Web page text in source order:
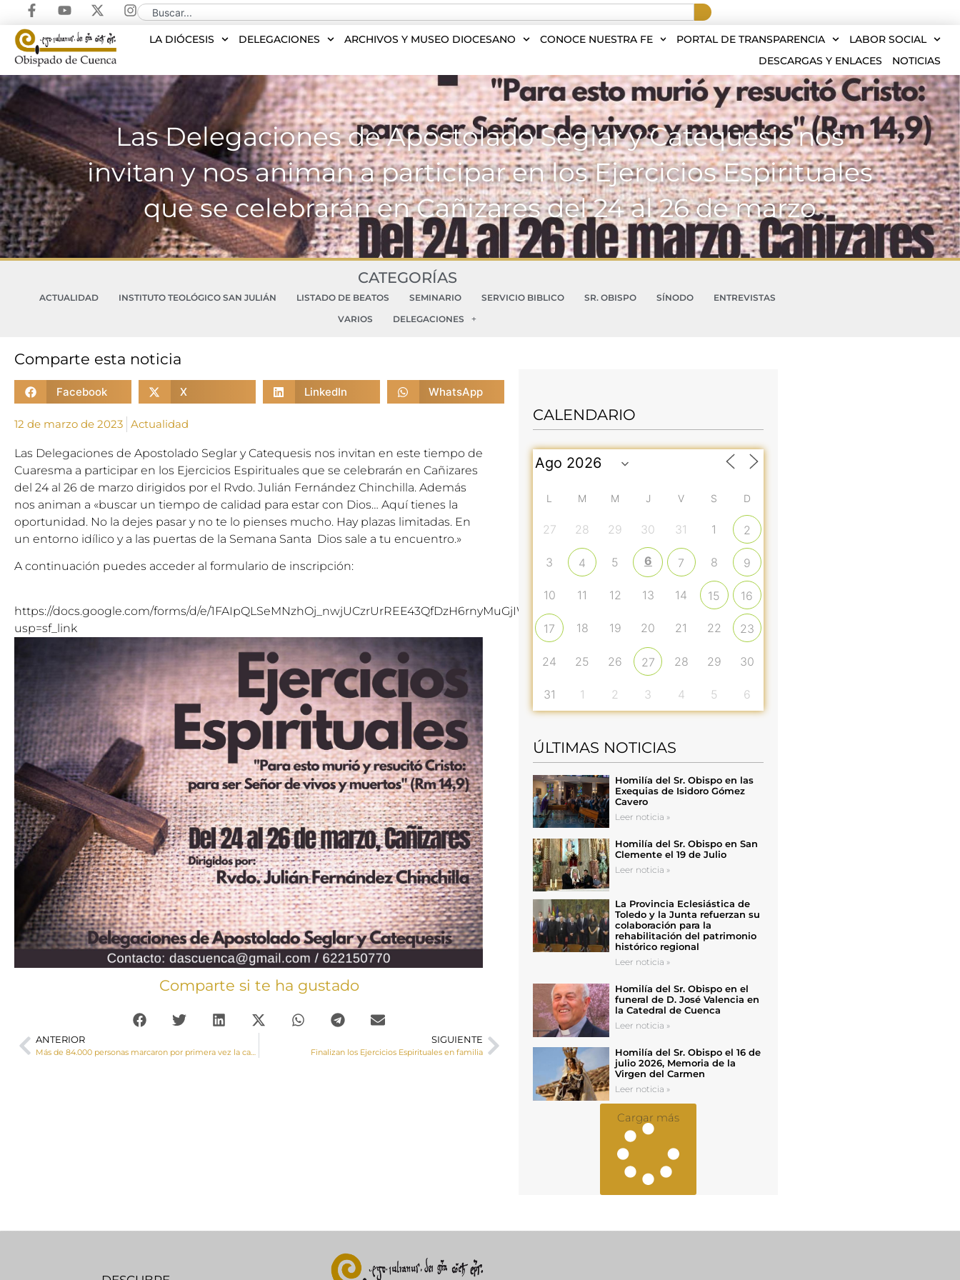
LA DIÓCESIS DELEGACIONES ARCHIVOS Y MUSEO DIOCESANO CONOCE NUESTRA FE PORTAL DE TRANSPARENCIA
LABOR SOCIAL
DESCARGAS Y ENLACES
NOTICIAS
Las Delegaciones de Apostolado Seglar y Catequesis nos
invitan y nos animan a participar en los Ejercicios Espirituales
que se celebrarán en Cañizares del 24 al 26 de marzo
CATEGORÍAS
ACTUALIDAD INSTITUTO TEOLÓGICO SAN JULIÁN LISTADO DE BEATOS SEMINARIO SERVICIO BIBLICO SR. OBISPO SÍNODO
ENTREVISTAS
VARIOS
DELEGACIONES
Comparte esta noticia
Facebook X LinkedIn WhatsApp
12 de marzo de 2023 Actualidad
Las Delegaciones de Apostolado Seglar y Catequesis nos invitan en este tiempo de
Cuaresma a participar en los Ejercicios Espirituales que se celebrarán en Cañizares
del 24 al 26 de marzo dirigidos por el Rvdo. Julián Fernández Chinchilla. Además
nos animan a «buscar un tiempo de calidad para estar con Dios… Aquí tienes la
oportunidad. No la dejes pasar y no te lo pienses mucho. Hay plazas limitadas. En
un entorno idílico y a las puertas de la Semana Santa Dios sale a tu encuentro.»
A continuación puedes acceder al formulario de inscripción:
https://docs.google.com/forms/d/e/1FAIpQLSeMNzhOj_nwjUCzrUrREE43QfDzH6rnyMuGjIWDe7qpbJf8gw/viewform?
usp=sf_link
Comparte si te ha gustado
ANTERIOR
Más de 84.000 personas marcaron por primera vez la casilla de la Iglesia en la Declaración de la Renta
SIGUIENTE
Finalizan los Ejercicios Espirituales en familia
CALENDARIO
L M M J V S D
27 28 29 30 31 1 2
3 4 5 6 7 8 9
10 11 12 13 14 15 16
17 18 19 20 21 22 23
24 25 26 27 28 29 30
31 1 2 3 4 5 6
ÚLTIMAS NOTICIAS
Homilía del Sr. Obispo en las
Exequias de Isidoro Gómez
Cavero
Leer noticia »
Homilía del Sr. Obispo en San
Clemente el 19 de Julio
Leer noticia »
La Provincia Eclesiástica de
Toledo y la Junta refuerzan su
colaboración para la
rehabilitación del patrimonio
histórico regional
Leer noticia »
Homilía del Sr. Obispo en el
funeral de D. José Valencia en
la Catedral de Cuenca
Leer noticia »
Homilía del Sr. Obispo el 16 de
julio 2026, Memoria de la
Virgen del Carmen
Leer noticia »
Cargar más